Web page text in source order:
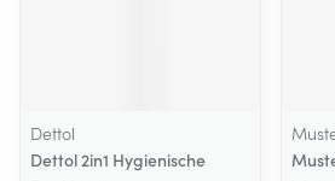
Dettol
Dettol 2in1 Hygienische